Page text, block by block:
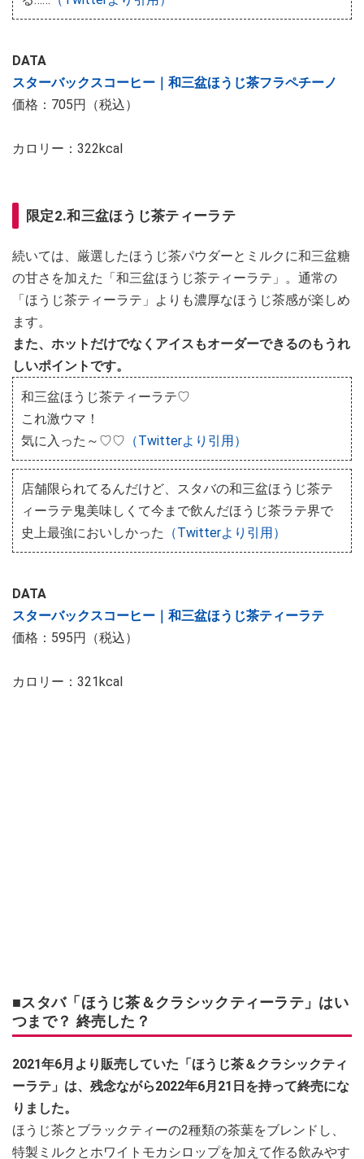
DATA
スターバックスコーヒー｜和三盆ほうじ茶フラペチーノ
価格：705円（税込）
カロリー：322kcal
限定2.和三盆ほうじ茶ティーラテ
続いては、厳選したほうじ茶パウダーとミルクに和三盆糖
の甘さを加えた「和三盆ほうじ茶ティーラテ」。通常の
「ほうじ茶ティーラテ」よりも濃厚なほうじ茶感が楽しめ
ます。
また、ホットだけでなくアイスもオーダーできるのもうれ
しいポイントです。
和三盆ほうじ茶ティーラテ♡
これ激ウマ！
気に入った～♡♡ （Twitterより引用）
店舗限られてるんだけど、スタバの和三盆ほうじ茶テ
ィーラテ鬼美味しくて今まで飲んだほうじ茶ラテ界で
史上最強においしかった
（Twitterより引用）
DATA
スターバックスコーヒー｜和三盆ほうじ茶ティーラテ
価格：595円（税込）
カロリー：321kcal
■スタバ「ほうじ茶＆クラシックティーラテ」はい
つまで？ 終売した？
2021年6月より販売していた「ほうじ茶＆クラシックティ
ーラテ」は、残念ながら2022年6月21日を持って終売にな
りました。
ほうじ茶とブラックティーの2種類の茶葉をブレンドし、
特製ミルクとホワイトモカシロップを加えて作る飲みやす